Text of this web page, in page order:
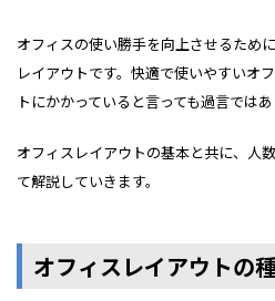
オフィスの使い勝手を向上させるため
レイアウトです。快適で使いやすいオ
トにかかっていると言っても過言ではあ
オフィスレイアウトの基本と共に、人
て解説していきます。
オフィスレイアウトの